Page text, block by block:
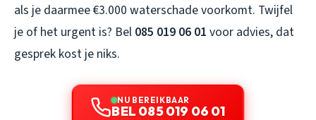
als je daarmee €3.000 waterschade voorkomt. Twijfel
je of het urgent is? Bel 085 019 06 01 voor advies, dat
gesprek kost je niks.
NU BEREIKBAAR
BEL 085 019 06 01